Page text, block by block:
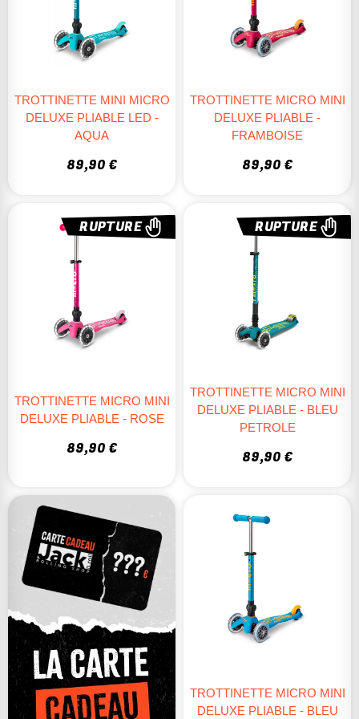
TROTTINETTE MINI MICRO
DELUXE PLIABLE LED -
AQUA
89,90 €
TROTTINETTE MICRO MINI
DELUXE PLIABLE -
FRAMBOISE
89,90 €
RUPTURE
TROTTINETTE MICRO MINI
DELUXE PLIABLE - ROSE
89,90 €
RUPTURE
TROTTINETTE MICRO MINI
DELUXE PLIABLE - BLEU
PETROLE
89,90 €
TROTTINETTE MICRO MINI
DELUXE PLIABLE - BLEU